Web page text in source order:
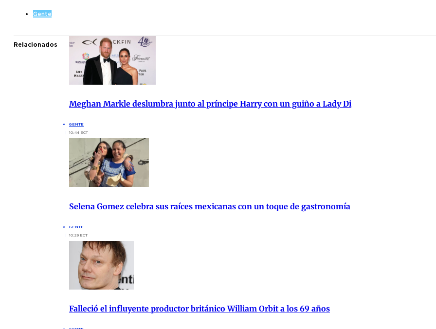
Gente
Relacionados
Meghan Markle deslumbra junto al príncipe Harry con un guiño a Lady Di
GENTE
10:44 ECT
Selena Gomez celebra sus raíces mexicanas con un toque de gastronomía
GENTE
10:29 ECT
Falleció el influyente productor británico William Orbit a los 69 años